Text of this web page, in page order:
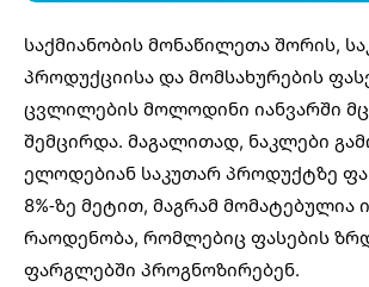
საქმიანობის მონაწილეთა შორის,
პროდუქციისა და მომსახურების
ცვლილების მოლოდინი იანვარში
შემცირდა. მაგალითად, ნაკლები
ელოდებიან საკუთარ პროდუქტზე
8%-ზე მეტით, მაგრამ მომატებულია
რაოდენობა, რომლებიც ფასების
ფარგლებში პროგნოზირებენ.